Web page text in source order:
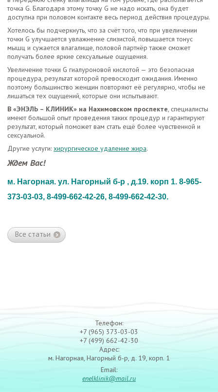
точка G. Благодаря этому точку G не надо искать, она будет
доступна при половом контакте весь период действия процедуры.
Хотелось бы подчеркнуть, что за счёт того, что при увеличении
точки G улучшается увлажнение слизистой, повышается тонус
мышц и сужается влагалище, половой партнёр также сможет
получать более яркие сексуальные ощущения.
Увеличение точки G гиалуроновой кислотой — это безопасная
процедура, результат которой превосходит ожидания. Именно
поэтому большинство женщин повторяют её регулярно, чтобы не
лишаться тех ощущений, которые они испытывают.
В «ЭНЭЛЬ – КЛИНИК» на Нахимовском проспекте, специалисты
имеют большой опыт проведения таких процедур и гарантируют
результат, который поможет вам стать ещё более чувственной и
сексуальной.
Другие услуги: хирургическое удаление жира.
Ждем Вас!
м. Нагорная. ул. Нагорный б-р , д.19. корп 1. 8-965-
373-03-03, 8-499-662-42-26, 8-499-662-42-30.
Все статьи
Телефон:
+7 (965) 373-03-03
+7 (499) 662-42-30
Адрес:
м. Нагорная, Нагорный б-р, д. 19, корп. 1
Email:
enelklinik@mail.ru